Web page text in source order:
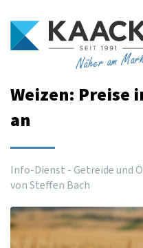
Näher am
Weizen: Preise
an
Info-Dienst - Getreide und
von Steffen Bach